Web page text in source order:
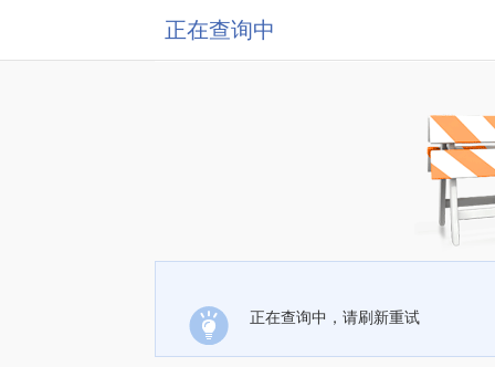
正在查询中
正在查询中，请刷新重试